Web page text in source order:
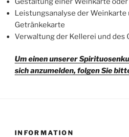
Leistungsanalyse der Weinkarte
Getränkekarte
Verwaltung der Kellerei und des
Um einen unserer
sich anzumelden, folgen Sie
INFORMATION